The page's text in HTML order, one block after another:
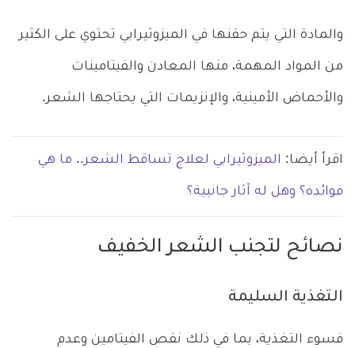
والمادة التي يتم حقنها في الميزوثيرابي تحتوي على الكثير
من المواد المهمة، منها المعادن والفيتامينات
والأحماض الأمينية، والإنزيمات التي يحتاجها الشعر.
اقرأ أيضا: الميزوثيرابي لعلاج تساقط الشعر.. ما هي
فوائده؟ وهل له آثار جانبية؟
نصائح لتجنب الشعر الخفيف
التغذية السليمة
فسوء التغذية، بما في ذلك نقص الفيتامين وعدم